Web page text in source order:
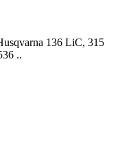
136 LiC, 315
..